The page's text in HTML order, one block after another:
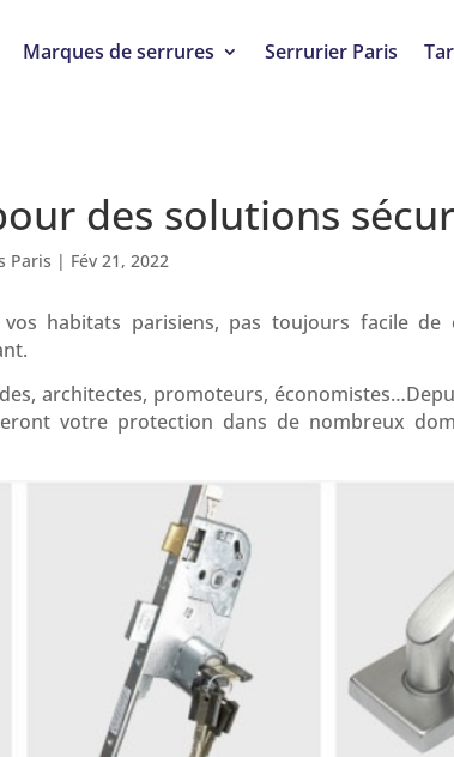
Marques de serrures Serrurier Paris
des solutions
Paris | Fév 21, 2022
habitats parisiens, pas toujours facile
architectes, promoteurs,
votre protection dans de nombreux